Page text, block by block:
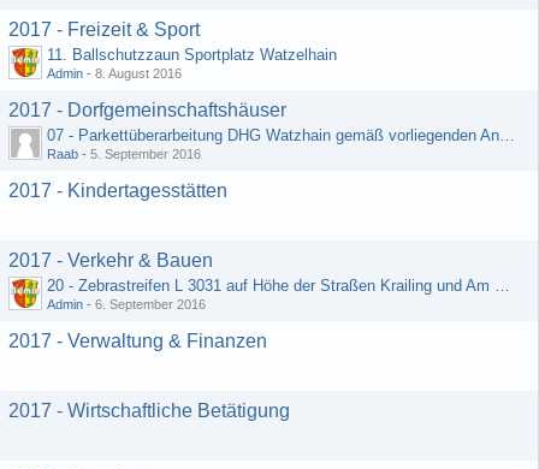
2017 - Freizeit & Sport
11. Ballschutzzaun Sportplatz Watzelhain
Admin - 8. August 2016
2017 - Dorfgemeinschaftshäuser
07 - Parkettüberarbeitung DHG Watzhain gemäß vorliegenden Angebot
Raab - 5. September 2016
2017 - Kindertagesstätten
2017 - Verkehr & Bauen
20 - Zebrastreifen L 3031 auf Höhe der Straßen Krailing und Am Heiligenborn
Admin - 6. September 2016
2017 - Verwaltung & Finanzen
2017 - Wirtschaftliche Betätigung